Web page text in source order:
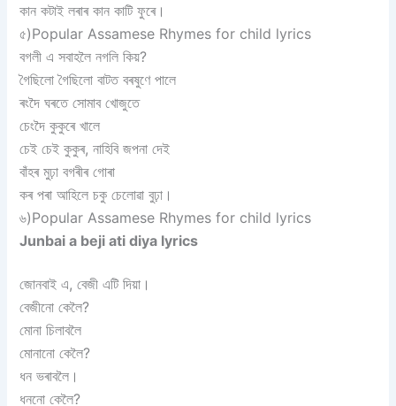
কান কটাই লৰাৰ কান কাটি ফুৰে।
৫)Popular Assamese Rhymes for child lyrics
বগলী এ সবাহলৈ নগলি কিয়?
গৈছিলো গৈছিলো বাটত বৰষুণে পালে
ৰংদৈ ঘৰতে সোমাব খোজুতে
চেংদৈ কুকুৰে খালে
চেই চেই কুকুৰ, নাহিবি জপনা দেই
বাঁহৰ মুঢ়া বগৰীৰ গোৰা
কৰ পৰা আহিলে চকু চেলোৱা বুঢ়া।
৬)Popular Assamese Rhymes for child lyrics
Junbai a beji ati diya lyrics
জোনবাই এ, বেজী এটি দিয়া।
বেজীনো কেলৈ?
মোনা চিলাবলৈ
মোনানো কেলৈ?
ধন ভৰাবলৈ।
ধননো কেলৈ?